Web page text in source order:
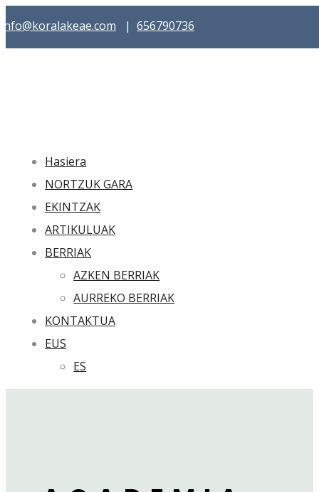
info@koralakeae.com | 656790736
Hasiera
NORTZUK GARA
EKINTZAK
ARTIKULUAK
BERRIAK
AZKEN BERRIAK
AURREKO BERRIAK
KONTAKTUA
EUS
ES